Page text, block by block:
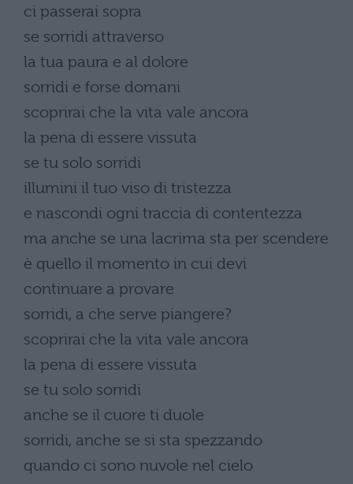
ci passerai sopra
se sorridi attraverso
la tua paura e al dolore
sorridi e forse domani
scoprirai che la vita vale ancora
la pena di essere vissuta
se tu solo sorridi
illumini il tuo viso di tristezza
e nascondi ogni traccia di contentezza
ma anche se una lacrima sta per scendere
è quello il momento in cui devi
continuare a provare
sorridi, a che serve piangere?
scoprirai che la vita vale ancora
la pena di essere vissuta
se tu solo sorridi
anche se il cuore ti duole
sorridi, anche se si sta spezzando
quando ci sono nuvole nel cielo